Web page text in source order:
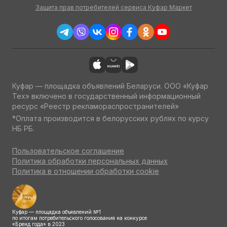
Защита прав потребителей сервиса Куфар Маркет
Куфар — площадка объявлений Беларуси. ООО «Куфар
Тех» включено в государственный информационный
ресурс «Реестр рекламораспространителей»
*Оплата производится в белорусских рублях по курсу
НБ РБ.
Пользовательское соглашение
Политика обработки персональных данных
Политика в отношении обработки cookie
Куфар — площадка объявлений №1
по итогам потребительского голосования на конкурсе
«Бренд года» в 2023